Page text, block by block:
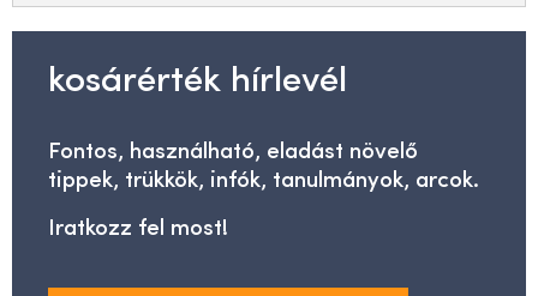
kosárérték hírlevél
Fontos, használható, eladást növelő
tippek, trükkök, infók, tanulmányok, arcok.
Iratkozz fel most!